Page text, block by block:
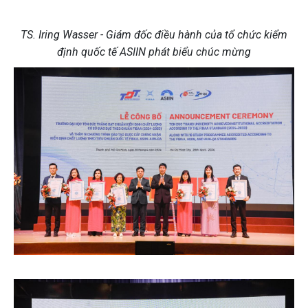
TS. Iring Wasser - Giám đốc điều hành của tổ chức kiểm
định quốc tế ASIIN phát biểu chúc mừng